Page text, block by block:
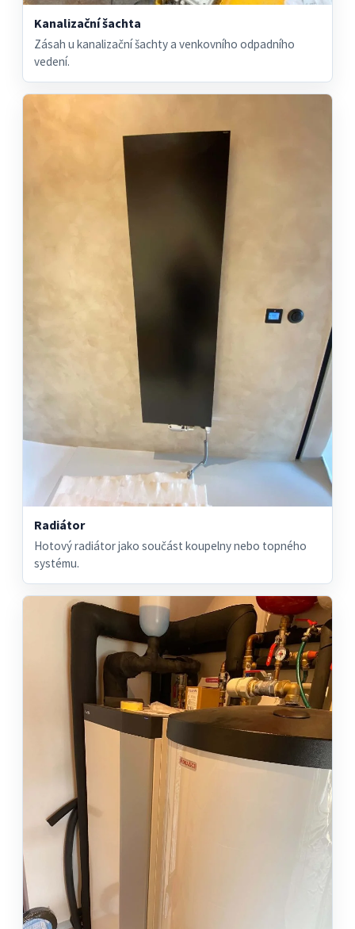
Kanalizační šachta
Zásah u kanalizační šachty a venkovního odpadního
vedení.
Radiátor
Hotový radiátor jako součást koupelny nebo topného
systému.